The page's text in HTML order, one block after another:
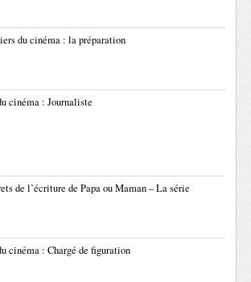
du cinéma : la préparation
cinéma : Journaliste
de l’écriture de Papa ou Maman – La série
cinéma : Chargé de figuration